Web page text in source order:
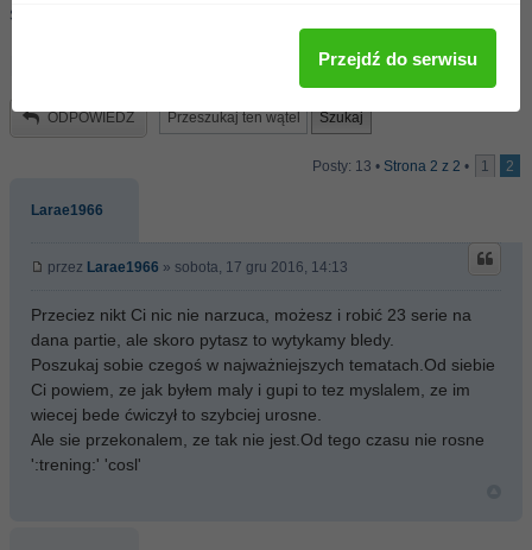
Skocz do:
Plan na mase-prosze o ocene.
ODPOWIEDZ
Posty: 13 • Strona 2 z 2 • 1 2
Larae1966
przez Larae1966 » sobota, 17 gru 2016, 14:13
Przeciez nikt Ci nic nie narzuca, możesz i robić 23 serie na
dana partie, ale skoro pytasz to wytykamy bledy.
Poszukaj sobie czegoś w najważniejszych tematach.Od siebie
Ci powiem, ze jak byłem maly i gupi to tez myslalem, ze im
wiecej bede ćwiczył to szybciej urosne.
Ale sie przekonalem, ze tak nie jest.Od tego czasu nie rosne
':trening:' 'cosl'
Przejdź do serwisu